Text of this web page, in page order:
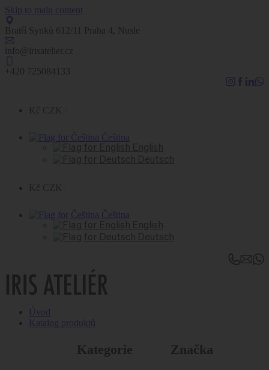
Skip to main content
Bratří Synků 612/11 Praha 4, Nusle
info@irisatelier.cz
+420 725084133
Čeština
Čeština
Úvod
Katalog produktů
Kategorie Značka